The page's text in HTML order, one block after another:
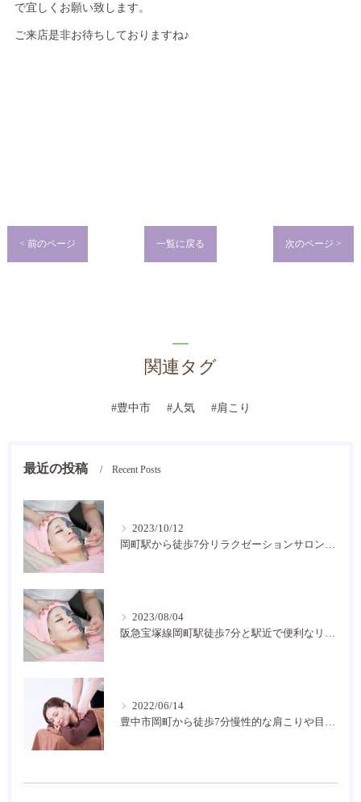
で宜しくお願い致します。
ご来店是非お待ちしておりますね♪
< 前のページ 一覧に戻る 次のページ >
関連タグ
#豊中市 #人気 #肩こり
最近の投稿 Recent Posts
2023/10/12
岡町駅から徒歩7分リラクゼーションサロン癒し空間です
2023/08/04
阪急宝塚線岡町駅徒歩7分と駅近で便利なリラクゼーションサロン！お家サロンで気軽に通いやすいです。
2022/06/14
豊中市岡町から徒歩7分慢性的な肩こりや目の疲れなどにお困りの方には是非癒し空間に！